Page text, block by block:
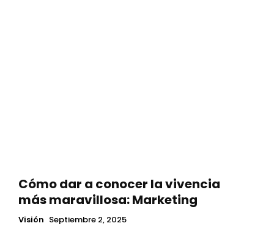
Cómo dar a conocer la vivencia
más maravillosa: Marketing
Visión Septiembre 2, 2025